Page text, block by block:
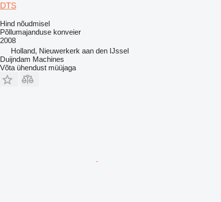
DTS
Hind nõudmisel
Põllumajanduse konveier
2008
Holland, Nieuwerkerk aan den IJssel
Duijndam Machines
Võta ühendust müüjaga